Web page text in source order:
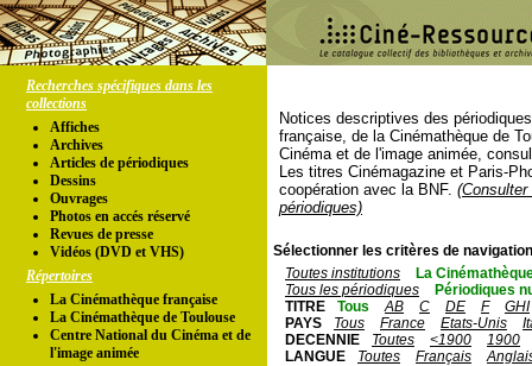
Recherches spécifiques dans les
collections
Affiches
Archives
Articles de périodiques
Dessins
Ouvrages
Photos en accés réservé
Revues de presse
Vidéos (DVD et VHS)
Répertoires
La Cinémathèque française
La Cinémathèque de Toulouse
Centre National du Cinéma et de
l'image animée
Notices descriptives des
française, de la Cinémathèque de
Cinéma et de l'image animée,
Les titres Cinémagazine et Paris-
coopération avec la BNF.
périodiques)
Sélectionner les critères de
Toutes institutions
La
Tous les périodiques
Périodiques
TITRE
Tous AB C DE F
GHI
PAYS
Tous France Etats-Unis
DECENNIE
Toutes <1900
1900
LANGUE
Toutes Français